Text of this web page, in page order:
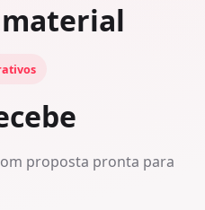
material
proposta pronta para